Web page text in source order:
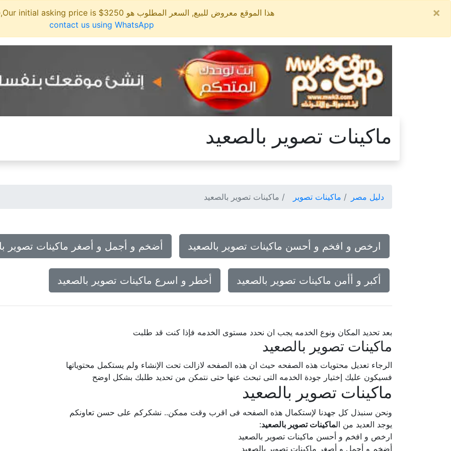
هذا الموقع معروض للبيع, السعر المطلوب هو 3250$ This site is for sale,Our initial asking price is
contact us using WhatsApp
×
ماكينات تصوير بالصعيد
دليل مصر ماكينات تصوير ماكينات تصوير بالصعيد
ارخص و افخم و أحسن ماكينات تصوير بالصعيد أضخم و أجمل و أصغر ماكينات تصوير
أكبر و أأمن ماكينات تصوير بالصعيد أخطر و اسرع ماكينات تصوير بالصعيد
بعد تحديد المكان ونوع الخدمه يجب ان نحدد مستوى الخدمه فإذا كنت قد طلبت
ماكينات تصوير بالصعيد
الرجاء تعديل محتويات هذه الصفحه حيث ان هذه الصفحه لازالت تحت الإنشاء ولم يستكمل محتوياتها
فسيكون عليك إختيار جودة الخدمه التى تبحث عنها حتى نتمكن من تحديد طلبك بشكل اوضح
ماكينات تصوير بالصعيد
ونحن سنبذل كل جهدنا لإستكمال هذه الصفحه فى اقرب وقت ممكن.. نشكركم على حسن تعاونكم
يوجد العديد من الماكينات تصوير بالصعيد:
ارخص و افخم و أحسن ماكينات تصوير بالصعيد
أضخم و أجمل و أصغر ماكينات تصوير بالصعيد